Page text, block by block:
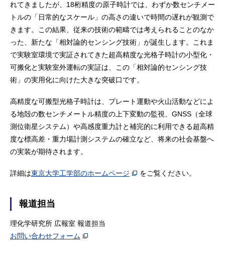
れてきましたが、18桁精度の原子時計では、わずか数センチメー
トルの「日常的なスケール」の高さの違いで時間の遅れが観測で
きます。この結果、従来の技術の範疇では考えられることのなか
った、新たな「相対論的センシング技術」が誕生します。これま
で実験室環境で実証されてきた超高精度な光格子時計の小型化・
可搬化と実験室外運転の実証は、この「相対論的センシング技
術」の実用化に向けた大きな突破口です。
高精度な可搬型光格子時計は、プレート運動や火山活動などによ
る地殻の数センチメートル精度の上下変動の監視、GNSS（全球
測位衛星システム）や高感度重力計と補完的に利用できる超高精
度な標高差・重力場計測システムの確立など、将来の社会基盤へ
の実装が期待されます。
詳細は東京大学工学部のホームページ をご覧ください。
報道担当
理化学研究所 広報室 報道担当
お問い合わせフォーム